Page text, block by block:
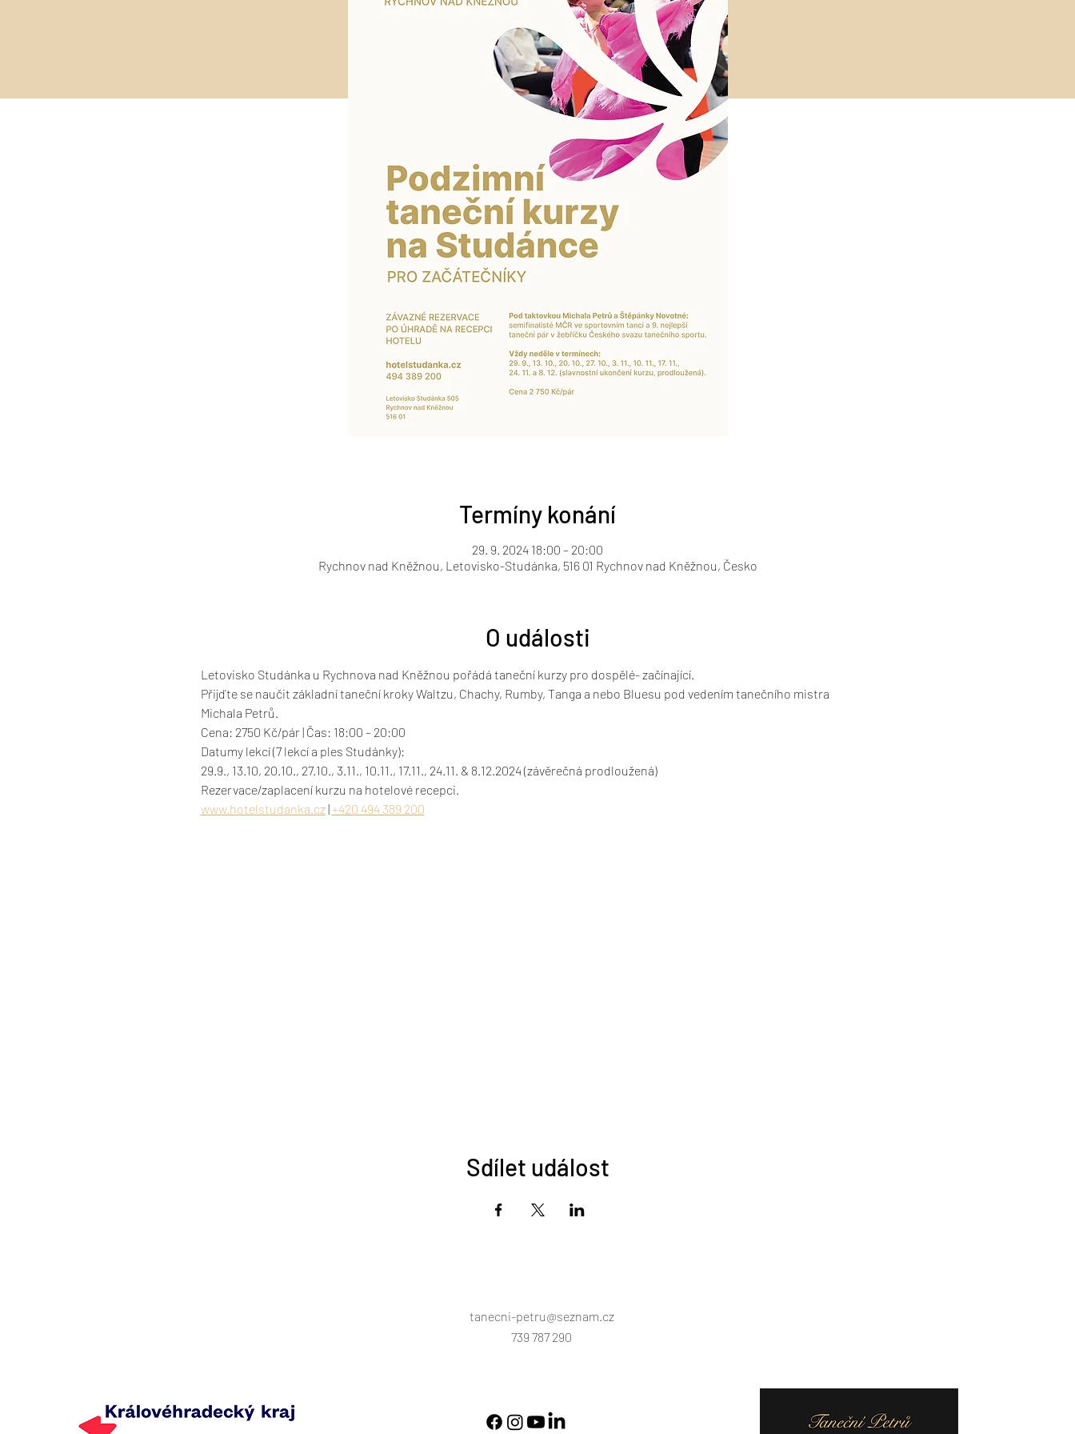
Termíny konání
29. 9. 2024 18:00 – 20:00
Rychnov nad Kněžnou, Letovisko-Studánka, 516 01 Rychnov nad Kněžnou, Česko
O události
Letovisko Studánka u Rychnova nad Kněžnou pořádá taneční kurzy pro dospělé- začínající.
Přijďte se naučit základní taneční kroky Waltzu, Chachy, Rumby, Tanga a nebo Bluesu pod vedením tanečního mistra
Michala Petrů.
Cena: 2750 Kč/pár | Čas: 18:00 – 20:00
Datumy lekcí (7 lekcí a ples Studánky):
29.9., 13.10, 20.10., 27.10., 3.11., 10.11., 17.11., 24.11. & 8.12.2024 (závěrečná prodloužená)
www.hotelstudanka.cz | +420 494 389 200
Sdílet událost
tanecni-petru@seznam.cz
739 787 290